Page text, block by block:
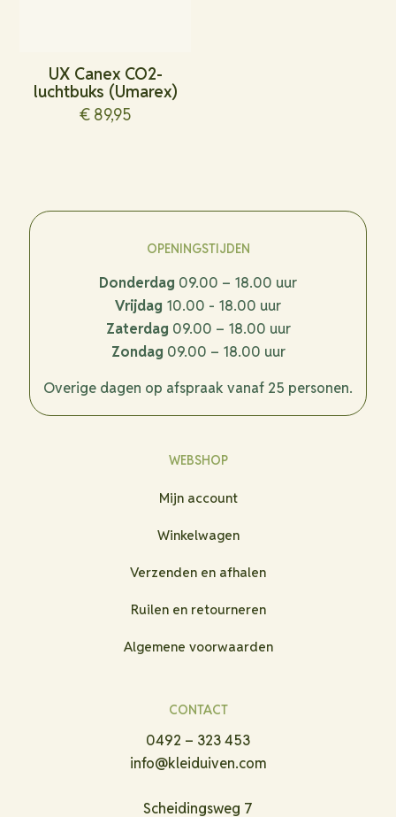
UX Canex CO2-
luchtbuks (Umarex)
€89,95
OPENINGSTIJDEN
Donderdag 09.00 – 18.00 uur
Vrijdag 10.00 - 18.00 uur
Zaterdag 09.00 – 18.00 uur
Zondag 09.00 – 18.00 uur
Overige dagen op afspraak vanaf 25 personen.
WEBSHOP
Mijn account
Winkelwagen
Verzenden en afhalen
Ruilen en retourneren
Algemene voorwaarden
CONTACT
0492 – 323 453
info@kleiduiven.com
Scheidingsweg 7